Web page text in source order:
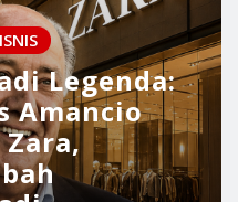
Aug 9, 2026